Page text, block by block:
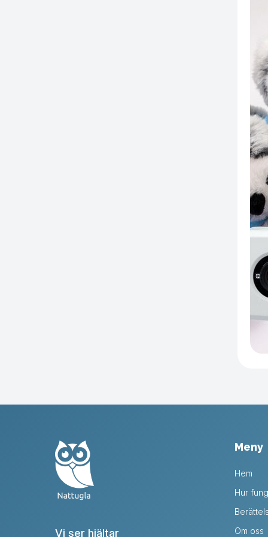
Vi ser hjältar
Meny
Hem
Hur
Om oss